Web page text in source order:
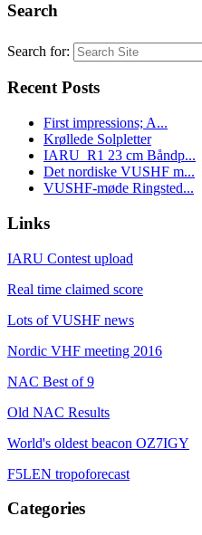
Search
Search for:
Recent Posts
First impressions; A...
Krøllede Solpletter
IARU_R1 23 cm Båndp...
Det nordiske VUSHF m...
VUSHF-møde Ringsted...
Links
IARU Contest upload
Real time claimed score
Lots of VUSHF news
Nordic VHF meeting 2016
NAC Best of 9
Old NAC Results
World's oldest beacon OZ7IGY
F5LEN tropoforecast
Categories